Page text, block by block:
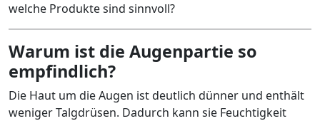
welche Produkte sind sinnvoll?
Warum ist die Augenpartie so
empfindlich?
Die Haut um die Augen ist deutlich dünner und enthält
weniger Talgdrüsen. Dadurch kann sie Feuchtigkeit